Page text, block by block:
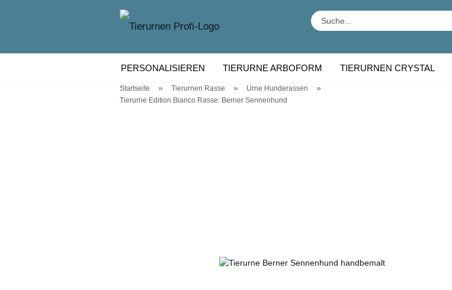
PERSONALISIEREN TIERURNE ARBOFORM TIERURNEN CRYSTAL
TIERURNEN KERAMIK TIERURNEN HOLZ
Startseite » Tierurnen Rasse » Urne Hunderassen »
Tierurne Edition Bianco Rasse: Berner Sennenhund